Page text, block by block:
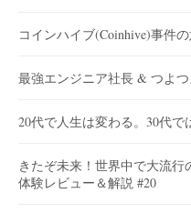
コインハイブ(Coinhive)事件
最強エンジニア社長 & つよ
20代で人生は変わる。30代で
きたぞ未来！世界中で大流
体験レビュー＆解説 #20